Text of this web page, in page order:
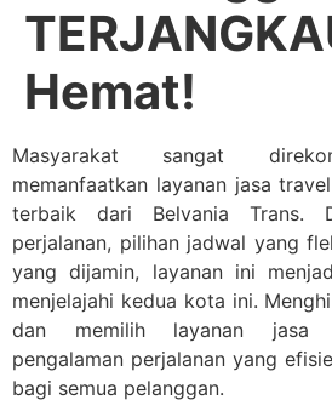
Hemat!
Masyarakat sangat
memanfaatkan layanan jasa
terbaik dari Belvania Trans.
perjalanan, pilihan jadwal yang
yang dijamin, layanan ini
menjelajahi kedua kota ini.
dan memilih layanan jasa
pengalaman perjalanan yang
bagi semua pelanggan.